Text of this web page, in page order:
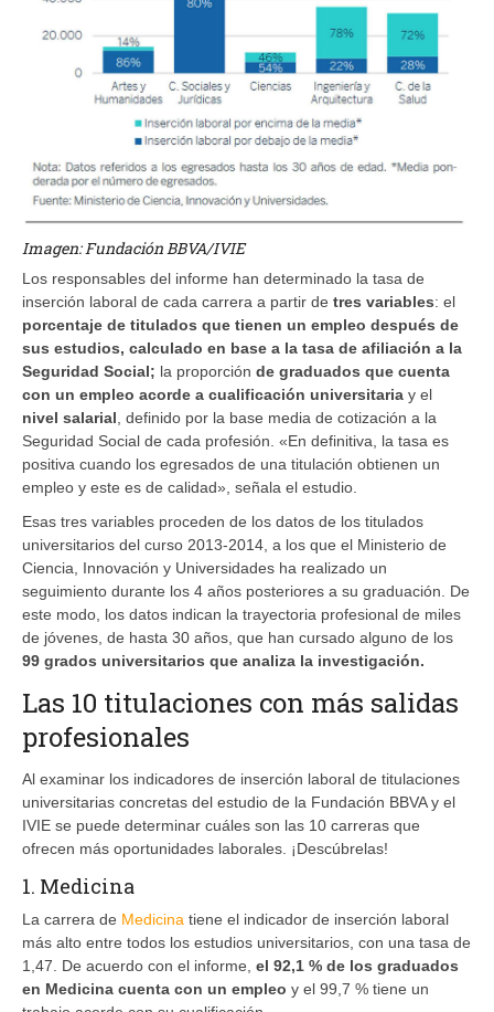
Imagen: Fundación BBVA/IVIE
Los responsables del informe han determinado la tasa de
inserción laboral de cada carrera a partir de tres variables: el
porcentaje de titulados que tienen un empleo después de
sus estudios, calculado en base a la tasa de afiliación a la
Seguridad Social; la proporción de graduados que cuenta
con un empleo acorde a cualificación universitaria y el
nivel salarial , definido por la base media de cotización a la
Seguridad Social de cada profesión. «En definitiva, la tasa es
positiva cuando los egresados de una titulación obtienen un
empleo y este es de calidad», señala el estudio.
Esas tres variables proceden de los datos de los titulados
universitarios del curso 2013-2014, a los que el Ministerio de
Ciencia, Innovación y Universidades ha realizado un
seguimiento durante los 4 años posteriores a su graduación. De
este modo, los datos indican la trayectoria profesional de miles
de jóvenes, de hasta 30 años, que han cursado alguno de los
99 grados universitarios que analiza la investigación.
Las 10 titulaciones con más salidas
profesionales
Al examinar los indicadores de inserción laboral de titulaciones
universitarias concretas del estudio de la Fundación BBVA y el
IVIE se puede determinar cuáles son las 10 carreras que
ofrecen más oportunidades laborales. ¡Descúbrelas!
1. Medicina
La carrera de Medicina tiene el indicador de inserción laboral
más alto entre todos los estudios universitarios, con una tasa de
1,47. De acuerdo con el informe, el 92,1 % de los graduados
en Medicina cuenta con un empleo y el 99,7 % tiene un